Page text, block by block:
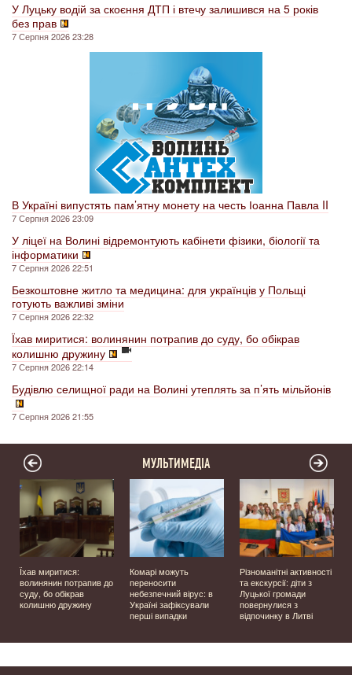
У Луцьку водій за скоєння ДТП і втечу залишився на 5 років
без прав
7 Серпня 2026 23:28
В Україні випустять пам’ятну монету на честь Іоанна Павла II
7 Серпня 2026 23:09
У ліцеї на Волині відремонтують кабінети фізики, біології та
інформатики
7 Серпня 2026 22:51
Безкоштовне житло та медицина: для українців у Польщі
готують важливі зміни
7 Серпня 2026 22:32
Їхав миритися: волинянин потрапив до суду, бо обікрав
колишню дружину
7 Серпня 2026 22:14
Будівлю селищної ради на Волині утеплять за п’ять мільйонів
7 Серпня 2026 21:55
МУЛЬТИМЕДІА
Їхав миритися:
волинянин потрапив до
суду, бо обікрав
колишню дружину
Комарі можуть
переносити
небезпечний вірус: в
Україні зафіксували
перші випадки
Різноманітні активності
та екскурсії: діти з
Луцької громади
повернулися з
відпочинку в Литві